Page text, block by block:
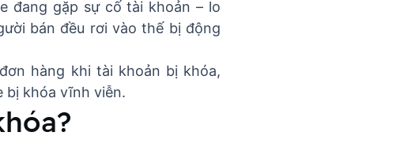
đang gặp sự cố tài khoản – lo
bán đều rơi vào thế bị động
hàng khi tài khoản bị khóa,
bị khóa vĩnh viễn.